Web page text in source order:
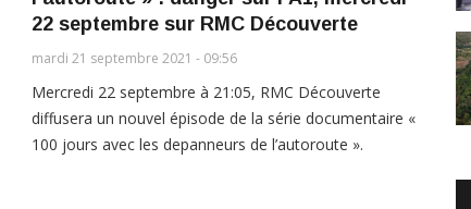
22 septembre sur RMC Découverte
mardi 21 septembre 2021 - 09:56
Mercredi 22 septembre à 21:05, RMC Découverte
diffusera un nouvel épisode de la série documentaire «
100 jours avec les depanneurs de l’autoroute ».